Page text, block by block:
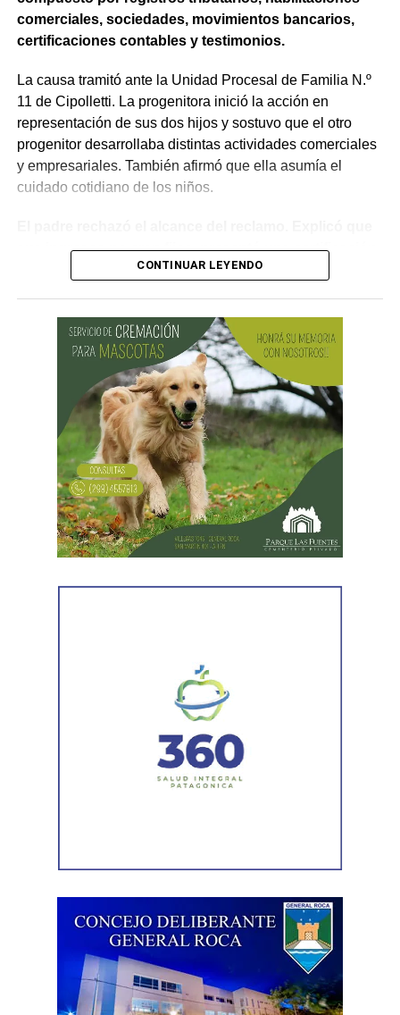
todos los requisitos legales para admitir el desistimiento y
declarar extinguido el proceso.
«En virtud de ello entiendo que se encuentran
configurados los recaudos previstos en el artículo 278,
para que opere el desistimiento del proceso por voluntad
de la parte», explicó. Además, se estableció que las
actuaciones permanezcan archivadas en formato digital,
conforme a la normativa vigente del Poder Judicial de Río
comerciales, sociedades, movimientos bancarios,
certificaciones contables y testimonios.
La causa tramitó ante la Unidad Procesal de Familia N.º
11 de Cipolletti. La progenitora inició la acción en
representación de sus dos hijos y sostuvo que el otro
progenitor desarrollaba distintas actividades comerciales
y empresariales. También afirmó que ella asumía el
cuidado cotidiano de los niños.
sus ingresos no eran fijos, presentó una certificación
contable y acompañó documentación bancaria.
La discusión quedó centrada en una pregunta: cuál
era su capacidad económica real.
El primer tramo de la respuesta apareció en los
informes tributarios. La Agencia de Recaudación
Tributaria de Río Negro informó que el progenitor
figuraba inscripto en actividades vinculadas con
servicios gastronómicos, asesoramiento y gestión
empresarial.También registró vehículos a su nombre.
Luego llegaron los datos de la Municipalidad de
Cipolletti. Los registros indicaron la existencia de una
habilitación comercial vigente para un establecimiento
La Agencia de Recaudación y Control Aduanero sumó
más piezas. Según la sentencia,
el progenitor aparecía
registrado como socio, gerente o administrador en
distintas firmas. A esa información se agregó un
ni qué parte correspondía al progenitor.
La jueza también examinó una certificación contable que
él mismo presentó. Ese documento informó un promedio
de ingresos durante un período determinado y consignó
una relación laboral con una de las empresas. El fallo
CONTINUAR LEYENDO